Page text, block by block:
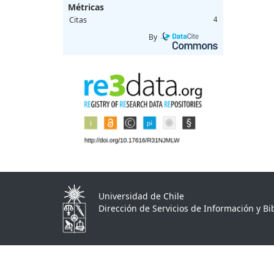
Métricas
Citas 4
By
Universidad de Chile
Dirección de Servicios de Información y